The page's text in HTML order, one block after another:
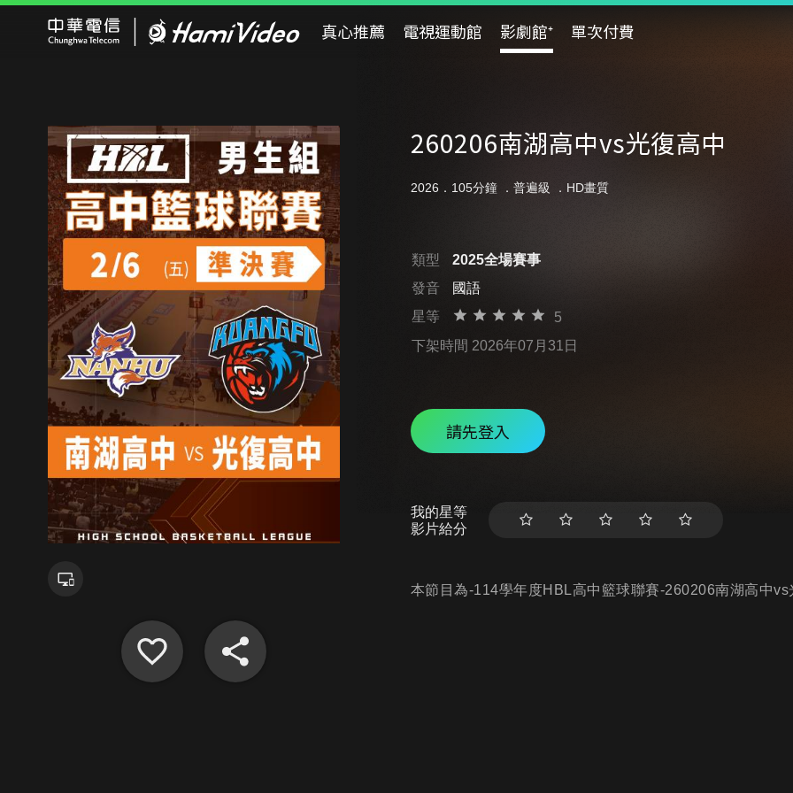
真心推薦 電視運動館 影劇館⁺ 單次付費
260206南湖高中vs光復高中
2026．105分鐘 ． 普遍級 ．HD畫質
類型
2025全場賽事
發音
國語
星等
5
下架時間 2026年07月31日
請先登入
我的星等
影片給分
本節目為-114學年度HBL高中籃球聯賽-260206南湖高中